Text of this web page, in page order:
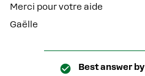
Merci pour votre aide
Gaëlle
Best answer by